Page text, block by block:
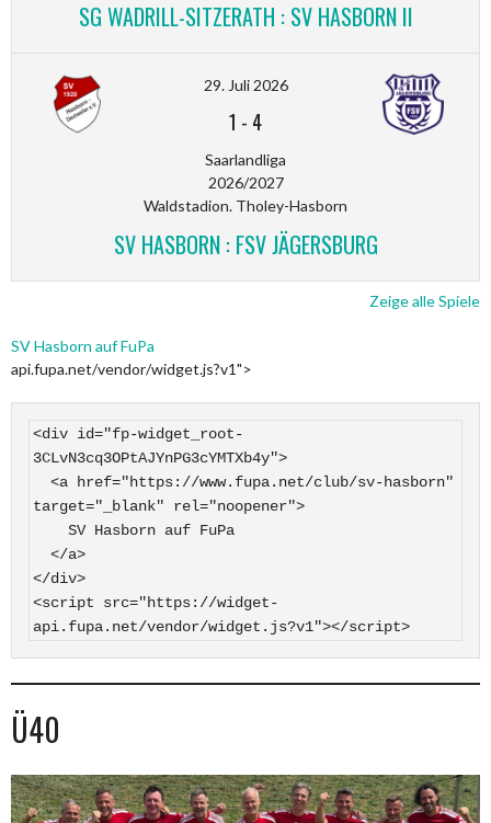
SG WADRILL-SITZERATH : SV HASBORN II
29. Juli 2026
1 - 4
Saarlandliga
2026/2027
Waldstadion. Tholey-Hasborn
SV HASBORN : FSV JÄGERSBURG
Zeige alle Spiele
SV Hasborn auf FuPa
api.fupa.net/vendor/widget.js?v1">
<div id="fp-widget_root-
3CLvN3cq3OPtAJYnPG3cYMTXb4y">
target="_blank" rel="noopener">
</div>
<script src="https://widget-
api.fupa.net/vendor/widget.js?v1"></script>
Ü40